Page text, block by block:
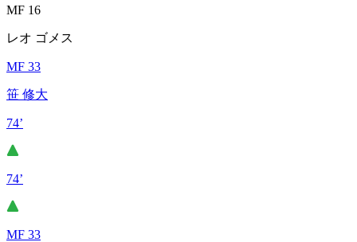
MF 16
レオ ゴメス
MF 33
笹 修大
74’
74’
MF 33